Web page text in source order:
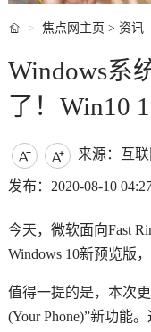
 焦点网主页 > 资讯
Windows系
了！Win10
  来源：互联
发布：2020-08-10
今天，微软面向Fast
Windows 10新预览版
值得一提的是，本次
(Your Phone)”新功能